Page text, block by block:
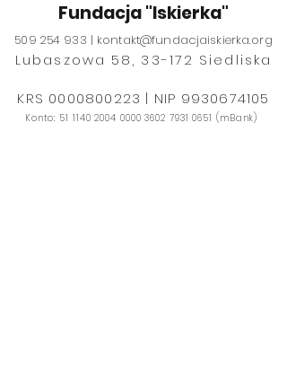
Fundacja "Iskierka"
509 254 933 | kontakt@fundacjaiskierka.org
Lubaszowa 58, 33-172 Siedliska
​​​KRS 0000800223 | NIP 9930674105
Konto: 51 1140 2004 0000 3602 7931 0651 (mBank)